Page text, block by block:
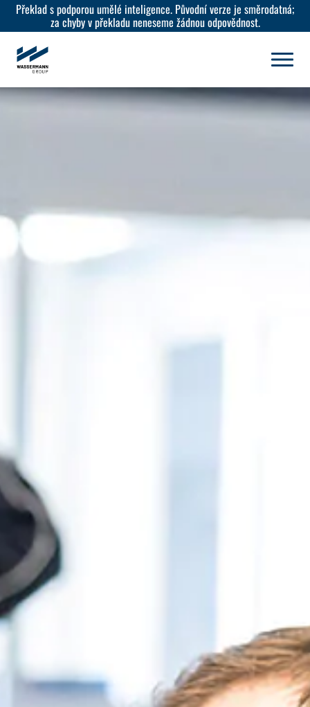
Překlad s podporou umělé inteligence. Původní verze je směrodatná;
za chyby v překladu neneseme žádnou odpovědnost.